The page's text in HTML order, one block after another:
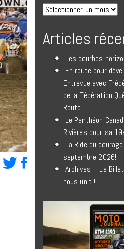
Articles
Les courbes
En route pour
Entrevue avec
de la Fédération
Route
Le Panthéon
Rivières pour sa
La Ride du
septembre 2026!
Archives – Le
nous unit !